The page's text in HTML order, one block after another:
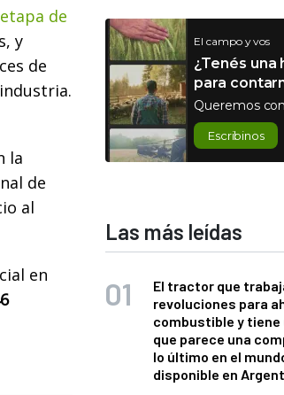
de
y
de
la
de
al
en
El campo y vos
¿Tenés una
para
Queremos
Escribinos
Las más leídas
El tractor que
revoluciones para
combustible y tiene
que parece una
lo último en el
disponible en